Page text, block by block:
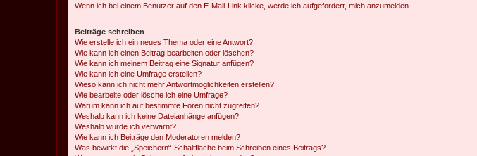
Wenn ich bei einem Benutzer auf den E-Mail-Link klicke, werde ich aufgefordert, mich anzumelden.
Beiträge schreiben
Wie erstelle ich ein neues Thema oder eine Antwort?
Wie kann ich einen Beitrag bearbeiten oder löschen?
Wie kann ich meinem Beitrag eine Signatur anfügen?
Wie kann ich eine Umfrage erstellen?
Wieso kann ich nicht mehr Antwortmöglichkeiten erstellen?
Wie bearbeite oder lösche ich eine Umfrage?
Warum kann ich auf bestimmte Foren nicht zugreifen?
Weshalb kann ich keine Dateianhänge anfügen?
Weshalb wurde ich verwarnt?
Wie kann ich Beiträge den Moderatoren melden?
Was bewirkt die „Speichern“-Schaltfläche beim Schreiben eines Beitrags?